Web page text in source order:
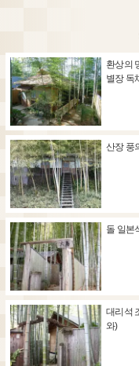
환상의
별장 독
산장 풍
돌 일본
대리석
와)